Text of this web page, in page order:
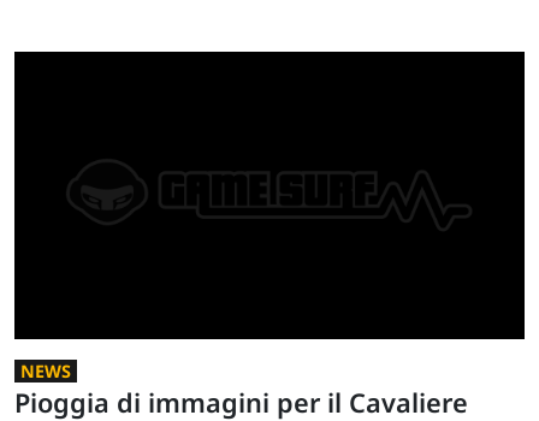
NEWS
Pioggia di immagini per il Cavaliere